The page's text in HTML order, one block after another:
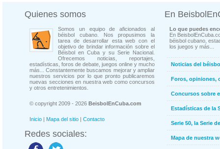
Quienes somos
Somos un equipo de aficionados al
béisbol cubano. Nos propusimos la
tarea de desarrollar esta web con el
objetivo de brindar información sobre el
Béisbol en Cuba y su Serie Nacional.
Ofrecemos noticias, reportajes,
estadísticas, foros de debate, juegos online y mucho
más... Constantemente buscamos mejorar y ampliar
nuestros servicios por lo que pronto publicaremos
nuevas secciones en nuestra web como concursos
y otros entretenimientos.
© copyright 2009 - 2026 BeisbolEnCuba.com
Inicio | Mapa del sitio | Contacto
Redes sociales:
En
Lo que puedes
En
béisbol cubano,
los juegos y más...
Noticias del
Foros, opiniones,
Concursos sobre
Estadísticas de la
Serie 50, la Serie
Mapa de nuestra